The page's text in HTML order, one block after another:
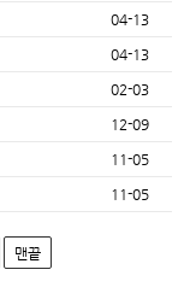
04-13
04-13
02-03
12-09
11-05
11-05
맨끝